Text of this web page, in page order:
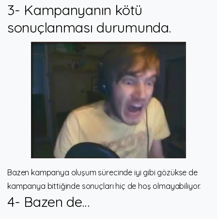
3- Kampanyanın kötü
sonuçlanması durumunda.
Bazen kampanya oluşum sürecinde iyi gibi gözükse de
kampanya bittiğinde sonuçları hiç de hoş olmayabiliyor.
4- Bazen de…